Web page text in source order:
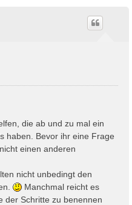
die ab und zu mal ein
haben. Bevor ihr eine Frage
einen anderen
nicht unbedingt den
Manchmal reicht es
der Schritte zu benennen